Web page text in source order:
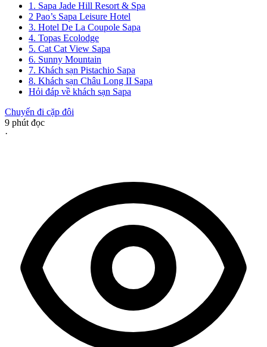
1. Sapa Jade Hill Resort & Spa
2 Pao’s Sapa Leisure Hotel
3. Hotel De La Coupole Sapa
4. Topas Ecolodge
5. Cat Cat View Sapa
6. Sunny Mountain
7. Khách sạn Pistachio Sapa
8. Khách sạn Châu Long II Sapa
Hỏi đáp về khách sạn Sapa
Chuyến đi cặp đôi
9 phút đọc
·